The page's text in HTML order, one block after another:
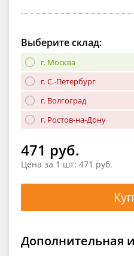
Выберите склад:
г. Москва
г. С.-Петербург
г. Волгоград
г. Ростов-на-Дону
471 руб.
Цена за 1 шт: 471 руб.
Дополнительная